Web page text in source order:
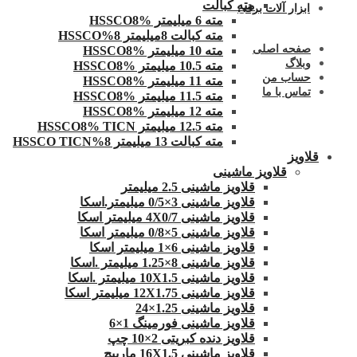
ابزار آلات برقی
صفحه اصلی
وبلاگ
حساب من
تماس با ما
مته کبالت
مته 6 میلیمتر HSSCO8%
مته کبالت 8میلیمتر 8%HSSCO
مته 10 میلیمتر HSSCO8%
مته 10.5 میلیمتر HSSCO8%
مته 11 میلیمتر HSSCO8%
مته 11.5 میلیمتر HSSCO8%
مته 12 میلیمتر HSSCO8%
مته 12.5 میلیمتر HSSCO8% TICN
مته کبالت 13 میلیمتر 8%HSSCO TICN
قلاویز
قلاویز ماشینی
قلاویز ماشینی 2.5 میلیمتر
قلاویز ماشینی 3×0/5 میلیمتر.اسکا
قلاویز ماشینی 4X0/7 میلیمتر اسکا
قلاویز ماشینی 5×0/8 میلیمتر اسکا
قلاویز ماشینی 6×1 میلیمتر اسکا
قلاویز ماشینی 8×1.25 میلیمتر .اسکا
قلاویز ماشینی 10X1.5 میلیمتر .اسکا
قلاویز ماشینی 12X1.75 میلیمتر اسکا
قلاویز ماشینی 1.25×24
قلاویز ماشینی فورمینگ 1×6
قلاویز دنده کبریتی 2×10 چپ
قلاویز ماشینی 16X1.5 مارپیچ